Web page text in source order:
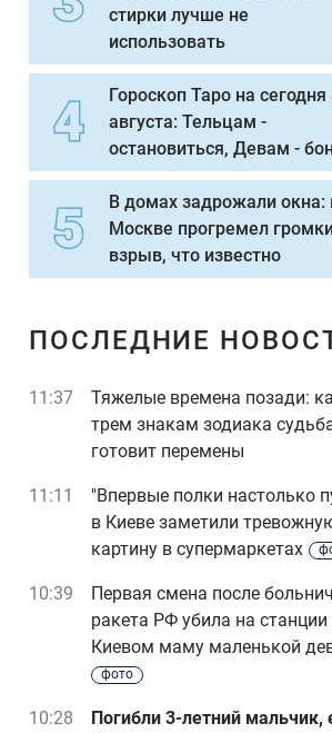
стирки лучше не
использовать
Гороскоп Таро на сегодня
августа: Тельцам -
остановиться, Девам -
В домах задрожали окна:
Москве прогремел
взрыв, что известно
ПОСЛЕДНИЕ
11:37
Тяжелые времена позади:
трем знакам зодиака
готовит перемены
11:11
"Впервые полки настолько
в Киеве заметили
картину в супермаркетах
10:39
Первая смена после
ракета РФ убила на станции
Киевом маму маленькой
фото
10:28
Погибли 3-летний мальчик,